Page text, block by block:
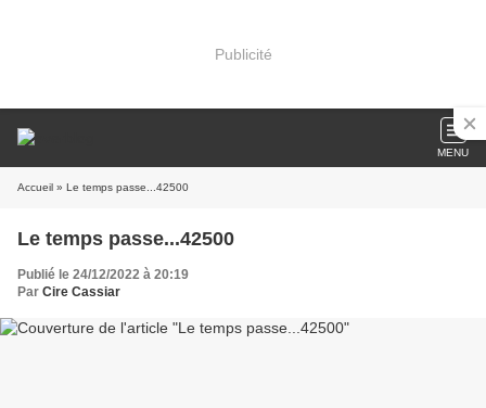
Publicité
MENU
Accueil » Le temps passe...42500
Le temps passe...42500
Publié le 24/12/2022 à 20:19
Par Cire Cassiar